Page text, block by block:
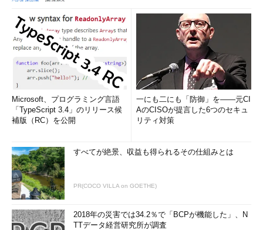
// 許可する操作の一覧
param actions array= [
'Microsoft.Compute/virtualMachines/read'
// VMの情報の
読み取り
'Microsoft.Compute/virtualMachines/start/action' // VMの
'Microsoft.Compute/virtualMachines/deallocate/action' //
VMの割り当て解除
'Microsoft.Compute/virtualMachines/restart/action' // VM
の再起動
]
var permissions
{
actions:actions
Microsoft、プログラミング言語
「TypeScript 3.4」のリリース候
補版（RC）を公開
一にも二にも「防御」を――元CI
AのCISOが提言した6つのセキュ
リティ対策
すべてが絶景、収益も得られるその仕組みとは
PR(COCO VILLA on GOETHE)
2018年の災害では34.2％で「BCPが機能した」、N
TTデータ経営研究所が調査